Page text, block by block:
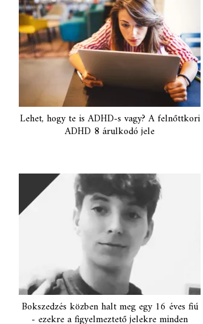
Lehet, hogy te is ADHD-s vagy? A felnőttkori
ADHD 8 árulkodó jele
Bokszedzés közben halt meg egy 16 éves fiú
- ezekre a figyelmeztető jelekre minden